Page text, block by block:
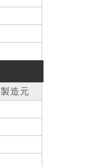
製造元